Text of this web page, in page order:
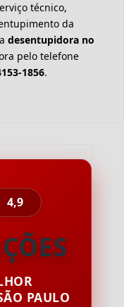
técnico,
da
desentupidora no
pelo telefone
1856.
4,9
PAULO